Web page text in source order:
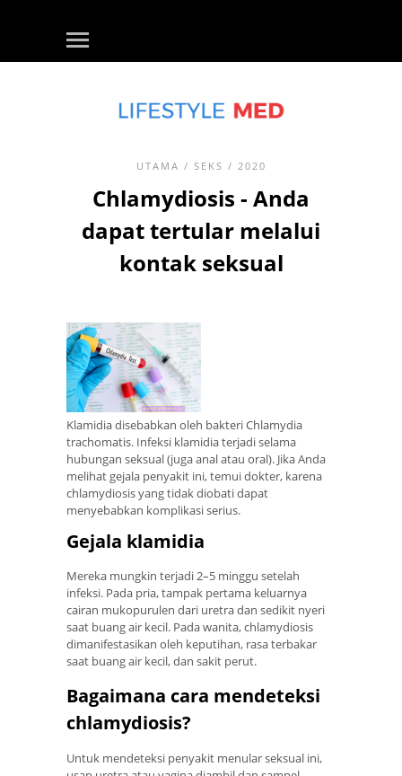
UTAMA / SEKS / 2020
Chlamydiosis - Anda
dapat tertular melalui
kontak seksual
Klamidia disebabkan oleh bakteri Chlamydia
trachomatis. Infeksi klamidia terjadi selama
hubungan seksual (juga anal atau oral). Jika Anda
melihat gejala penyakit ini, temui dokter, karena
chlamydiosis yang tidak diobati dapat
menyebabkan komplikasi serius.
Gejala klamidia
Mereka mungkin terjadi 2–5 minggu setelah
infeksi. Pada pria, tampak pertama keluarnya
cairan mukopurulen dari uretra dan sedikit nyeri
saat buang air kecil. Pada wanita, chlamydiosis
dimanifestasikan oleh keputihan, rasa terbakar
saat buang air kecil, dan sakit perut.
Bagaimana cara mendeteksi
chlamydiosis?
Untuk mendeteksi penyakit menular seksual ini,